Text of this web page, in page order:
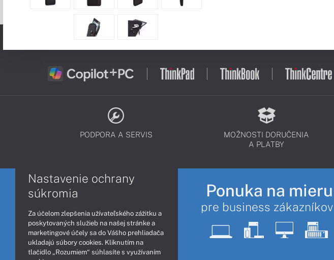
PODPORA A SERVIS
MOŽNOSTI DORUČENIA
A PLATBY
Ponuka na mieru
pre business zákazníkov
Nastavenie ochrany
súkromia
Za účelom zlepšenia užívateľského zážitku a
poskytovaných služieb na našej stránke a
marketingové účely sa do Vášho prehliadača
ukladajú súbory cookies. Kliknutím na
tlačidlo „Rozumiem“ súhlasíte s využívaním